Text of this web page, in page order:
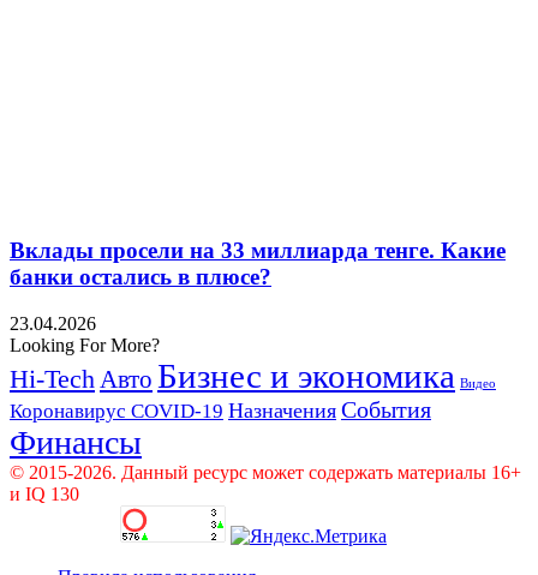
Вклады просели на 33 миллиарда тенге. Какие
банки остались в плюсе?
23.04.2026
Looking For More?
Hi-Tech Авто Бизнес и экономика Видео
Коронавирус COVID-19 Назначения События
Финансы
© 2015-2026. Данный ресурс может содержать материалы 16+
и IQ 130